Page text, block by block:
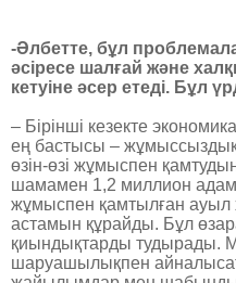
-Әлбетте, бұл
әсіресе шалғай және
кетуіне әсер етеді. Бұл
– Бірінші кезекте
ең бастысы –
өзін-өзі жұмыспен
шамамен 1,2 миллион
жұмыспен қамтылған ауыл
астамын құрайды. Бұл
қиындықтарды тудырады.
шаруашылықпен